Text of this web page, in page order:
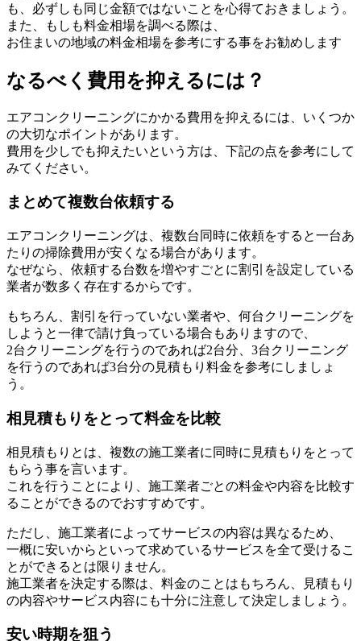
も、必ずしも同じ金額ではないことを心得ておきましょう。
また、もしも料金相場を調べる際は、
お住まいの地域の料金相場を参考にする事をお勧めします
なるべく費用を抑えるには？
エアコンクリーニングにかかる費用を抑えるには、いくつか
の大切なポイントがあります。
費用を少しでも抑えたいという方は、下記の点を参考にして
みてください。
まとめて複数台依頼する
エアコンクリーニングは、複数台同時に依頼をすると一台あ
たりの掃除費用が安くなる場合があります。
なぜなら、依頼する台数を増やすごとに割引を設定している
業者が数多く存在するからです。
もちろん、割引を行っていない業者や、何台クリーニングを
しようと一律で請け負っている場合もありますので、
2台クリーニングを行うのであれば2台分、3台クリーニング
を行うのであれば3台分の見積もり料金を参考にしましょ
う。
相見積もりをとって料金を比較
相見積もりとは、複数の施工業者に同時に見積もりをとって
もらう事を言います。
これを行うことにより、施工業者ごとの料金や内容を比較す
ることができるのでおすすめです。
ただし、施工業者によってサービスの内容は異なるため、
一概に安いからといって求めているサービスを全て受けるこ
とができるとは限りません。
施工業者を決定する際は、料金のことはもちろん、見積もり
の内容やサービス内容にも十分に注意して決定しましょう。
安い時期を狙う